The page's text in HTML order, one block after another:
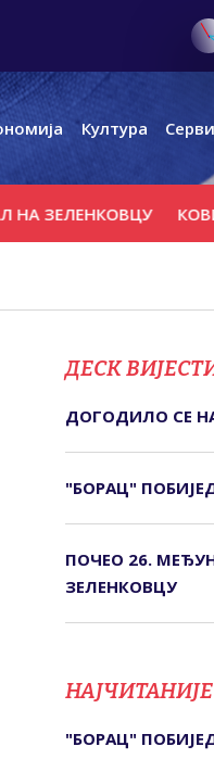
Култура
ЗЕЛЕНКОВЦУ КОВИН
ДЕСК
ДОГОДИЛО СЕ
"БОРАЦ"
ПОЧЕО 26.
ЗЕЛЕНКОВЦУ
"БОРАЦ"